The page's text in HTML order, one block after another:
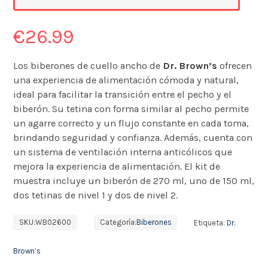
€26.99
Los biberones de cuello ancho de Dr. Brown’sofrecen
una experiencia de alimentación cómoda y natural,
ideal para facilitar la transición entre el pecho y el
biberón. Su tetina con forma similar al pecho permite
un agarre correcto y un flujo constante en cada toma,
brindando seguridad y confianza. Además, cuenta con
un sistema de ventilación interna anticólicos que
mejora la experiencia de alimentación. El kit de
muestra incluye un biberón de 270 ml, uno de 150 ml,
dos tetinas de nivel 1 y dos de nivel 2.
SKU:WB02600 Categoría:Biberones Etiqueta:Dr.
Brown’s